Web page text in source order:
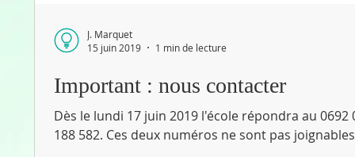
Important : nous contacter
Dès le lundi 17 juin 2019 l'école répondra au 0692
188 582. Ces deux numéros ne sont pas
J. Marquet
15 juin 2019
1 min de lecture